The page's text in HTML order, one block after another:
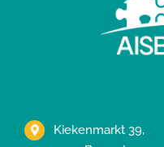
Kiekenmarkt 39,